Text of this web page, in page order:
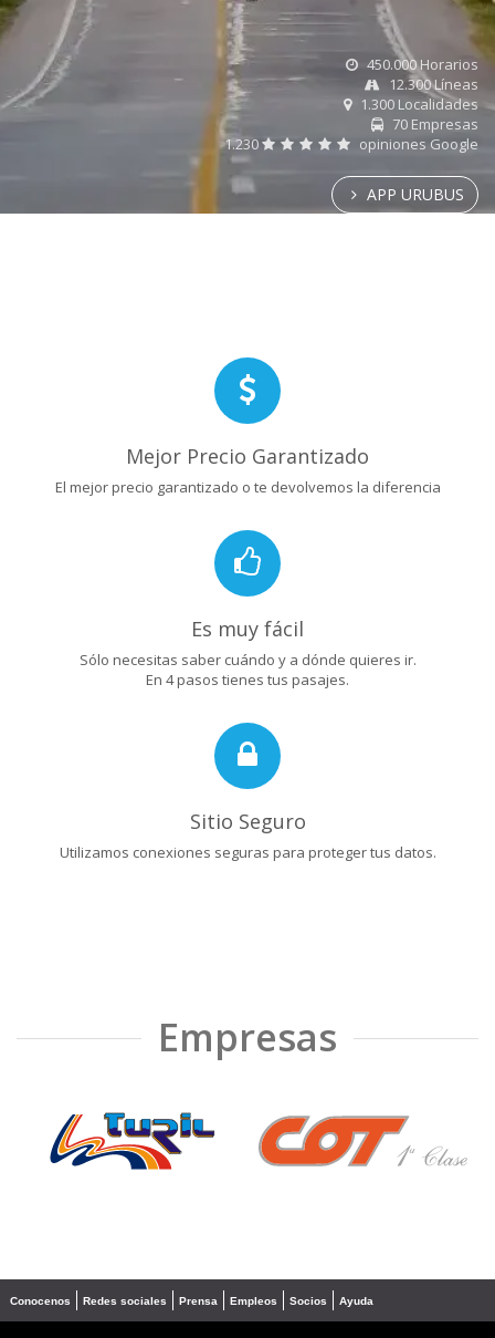
450.000 Horarios
12.300 Líneas
1.300 Localidades
70 Empresas
1.230
opiniones Google
APP URUBUS
Mejor Precio Garantizado
El mejor precio garantizado o te devolvemos la diferencia
Es muy fácil
Sólo necesitas saber cuándo y a dónde quieres ir.
En 4 pasos tienes tus pasajes.
Sitio Seguro
Utilizamos conexiones seguras para proteger tus datos.
Empresas
❮ ❯
Conocenos Redes sociales Prensa Empleos Socios Ayuda